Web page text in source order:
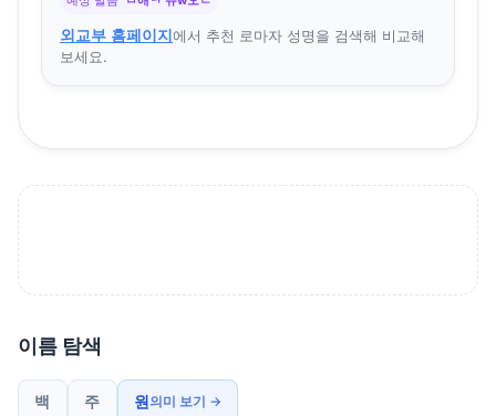
외교부 홈페이지에서 추천 로마자 성명을 검색해 비교해
보세요.
이름 탐색
백 주 원의미 보기 →